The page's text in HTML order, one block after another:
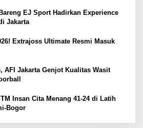
EJ Sport Hadirkan Experience
Jakarta
Extrajoss Ultimate Resmi Masuk
AFI Jakarta Genjot Kualitas Wasit
Insan Cita Menang 41-24 di Latih
Bogor